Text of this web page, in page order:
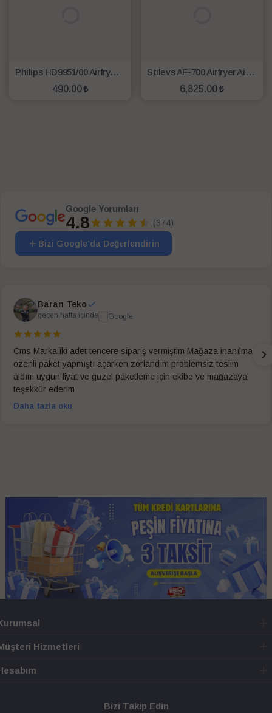
Philips HD9951/00 Airfryer Izgara Seti
490.00
Stilevs AF-700 Airfryer Airtron Sıcak Hava Fritözü - Gümüş
6,825.00
Google Yorumları
4.8 (374)
Bizi Google'da Değerlendirin
Baran Teko
geçen hafta içinde
Cms Marka iki adet tencere sipariş vermiştim Mağaza inanılmaz
özenli paket yapmıştı açarken zorlandım problemsiz teslim
aldım uygun fiyat ve güzel paketleme için ekibe ve mağazaya
teşekkür ederim
Daha fazla oku
Hizmetleri
Bizi Takip Edin